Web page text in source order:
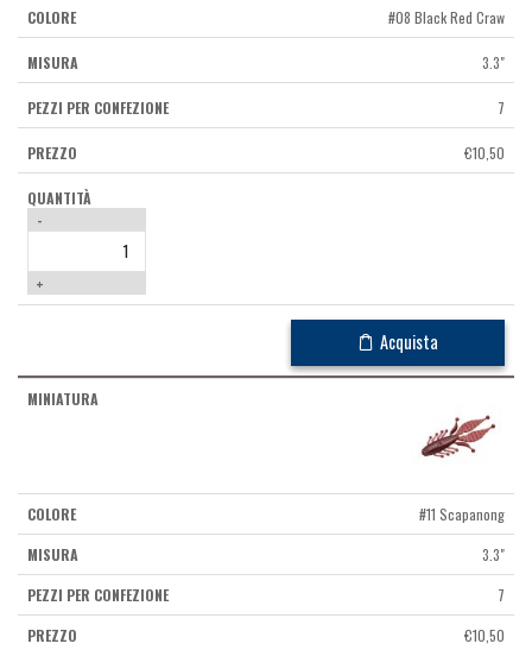
#08 Black Red Craw
3.3"
7
€10,50
-
+
Acquista
#11 Scapanong
3.3"
7
€10,50